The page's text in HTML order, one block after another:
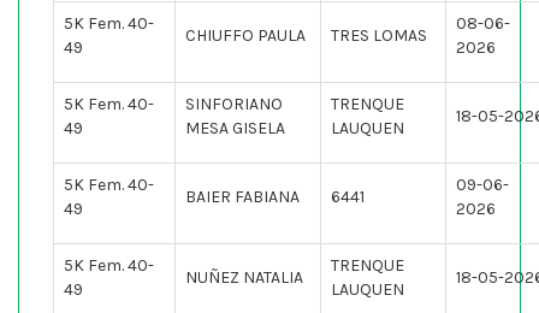
5K Fem. 40-
49
CHIUFFO PAULA TRES LOMAS
08-06-
2026
5K Fem. 40-
49
SINFORIANO
MESA GISELA
TRENQUE
LAUQUEN
18-05-
5K Fem. 40-
49
BAIER FABIANA 6441
09-06-
2026
5K Fem. 40-
49
NUÑEZ NATALIA
TRENQUE
LAUQUEN
18-05-